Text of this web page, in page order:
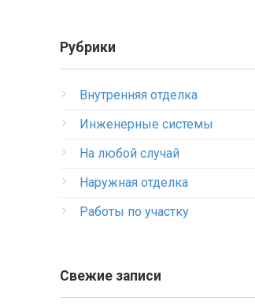
Рубрики
Внутренняя отделка
Инженерные системы
На любой случай
Наружная отделка
Работы по участку
Свежие записи